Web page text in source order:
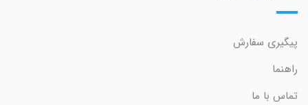
پیگیری سفارش
راهنما
تماس با ما